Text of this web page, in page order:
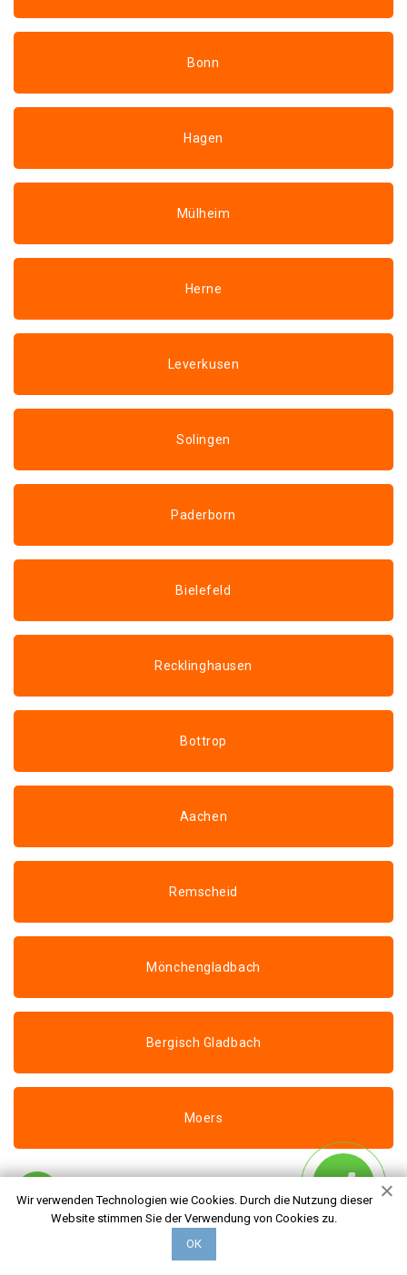
Bonn
Hagen
Mülheim
Herne
Leverkusen
Solingen
Paderborn
Bielefeld
Recklinghausen
Bottrop
Aachen
Remscheid
Mönchengladbach
Bergisch Gladbach
Moers
Häufig gestellte
Wir verwenden Technologien wie Cookies. Durch die Nutzung dieser
Website stimmen Sie der Verwendung von Cookies zu.
ОК